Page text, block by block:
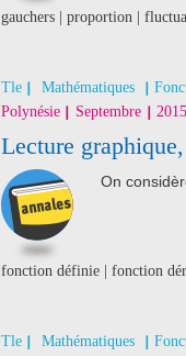
gauchers | proportion |
Tle Mathématiques
Polynésie Septembre
Lecture
On
fonction définie | fonction
Tle Mathématiques